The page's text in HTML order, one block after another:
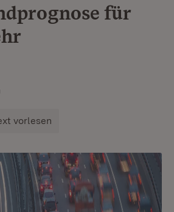
für
vorlesen